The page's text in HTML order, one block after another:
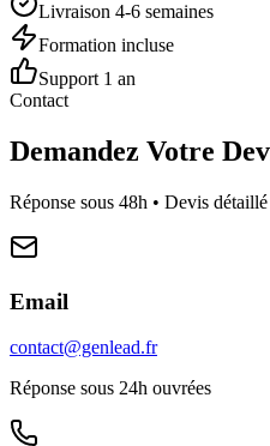
Livraison 4-6 semaines
Formation incluse
Support 1 an
Contact
Demandez Votre
Réponse sous 48h • Devis
Email
contact@genlead.fr
Réponse sous 24h ouvrées